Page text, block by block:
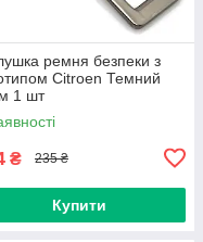
ремня безпеки з
Citroen Темний
1 шт
₴ 235 ₴
Купити